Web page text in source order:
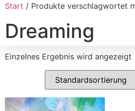
Start / Produkte verschlagwortet
Dreaming
Einzelnes Ergebnis wird angezeigt